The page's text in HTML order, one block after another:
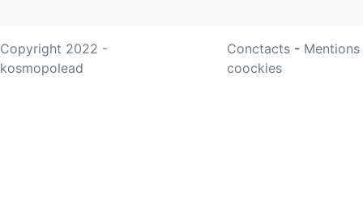
Copyright 2022 -
kosmopolead
Conctacts -
coockies